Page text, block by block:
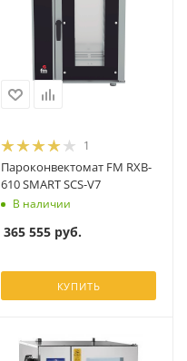
1
Пароконвектомат FM RXB-
610 SMART SCS-V7
В наличии
365 555 руб.
КУПИТЬ